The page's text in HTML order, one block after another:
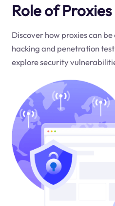
Role of
Discover how proxies can
hacking and penetration
explore security